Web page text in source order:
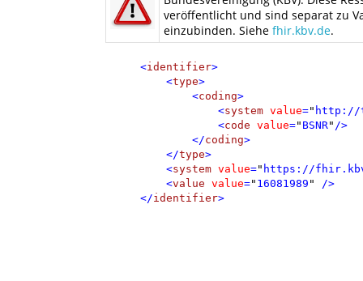
veröffentlicht und sind separat zu
einzubinden. Siehe fhir.kbv.de.
<identifier>
<type>
<coding>
<system value=" http://
<code value=" BSNR" />
</coding>
</type>
<system value=" https://
<value value=" 16081989 "
/>
</identifier>